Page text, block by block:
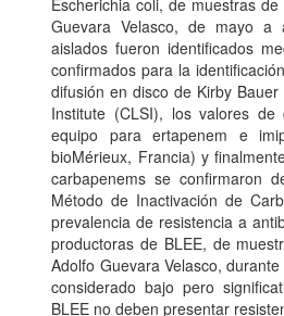
Escherichia coli, de muestras
Guevara Velasco, de mayo a
aislados fueron identificados
confirmados para la
difusión en disco de Kirby
Institute (CLSI), los valores
equipo para ertapenem e
bioMérieux, Francia) y
carbapenems se confirmaron
Método de Inactivación de
prevalencia de resistencia a
productoras de BLEE, de
Adolfo Guevara Velasco,
considerado bajo pero
BLEE no deben presentar